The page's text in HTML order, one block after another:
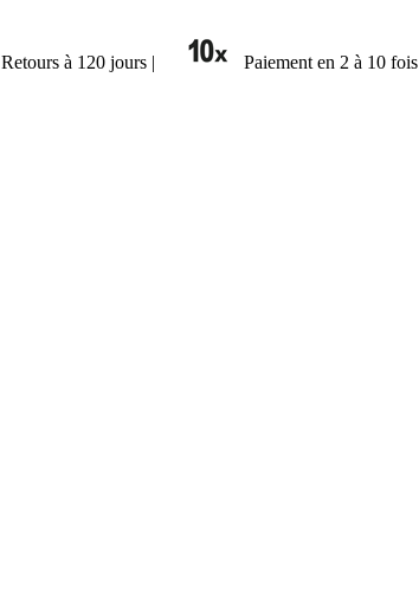
Retours à 120 jours |
Paiement en 2 à 10 fois